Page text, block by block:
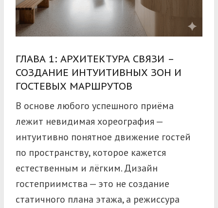
ГЛАВА 1: АРХИТЕКТУРА СВЯЗИ –
СОЗДАНИЕ ИНТУИТИВНЫХ ЗОН И
ГОСТЕВЫХ МАРШРУТОВ
В основе любого успешного приёма
лежит невидимая хореография —
интуитивно понятное движение гостей
по пространству, которое кажется
естественным и лёгким. Дизайн
гостеприимства — это не создание
статичного плана этажа, а режиссура